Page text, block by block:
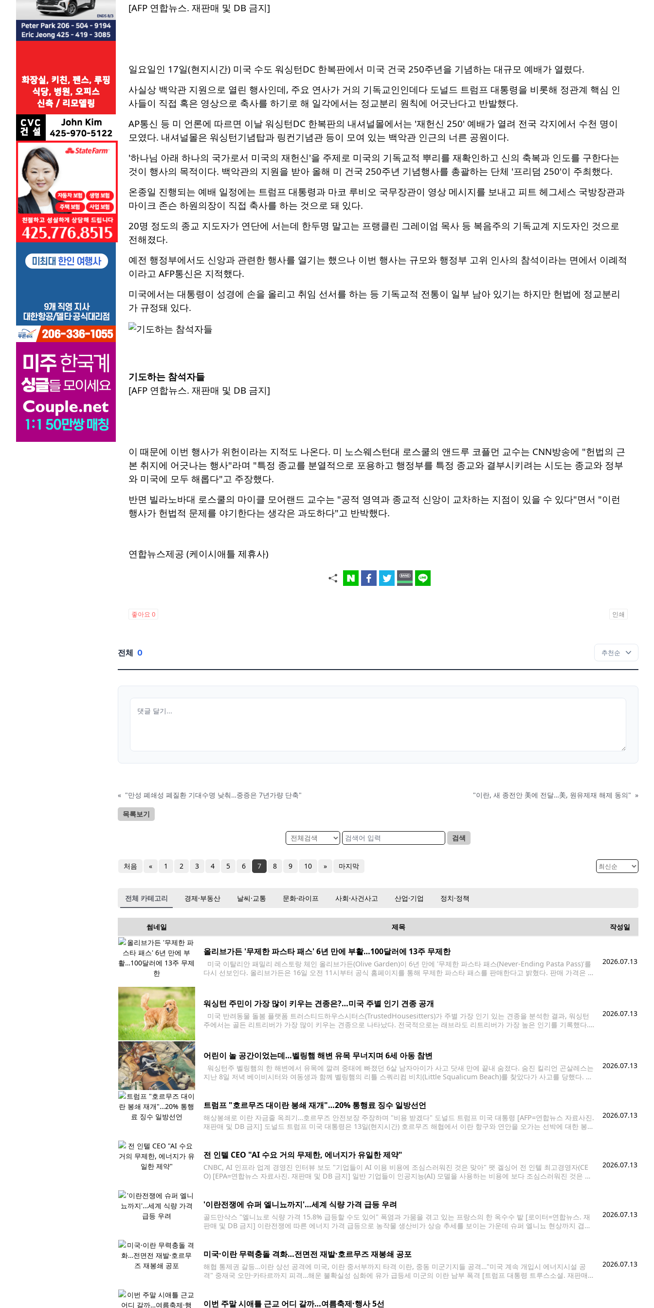
[AFP 연합뉴스. 재판매 및 DB 금지]
일요일인 17일(현지시간) 미국 수도 워싱턴DC 한복판에서 미국 건국 250주년을 기념하는 대규모 예배가 열렸다.
사실상 백악관 지원으로 열린 행사인데, 주요 연사가 거의 기독교인인데다 도널드 트럼프 대통령을 비롯해 정관계 핵심 인
사들이 직접 혹은 영상으로 축사를 하기로 해 일각에서는 정교분리 원칙에 어긋난다고 반발했다.
AP통신 등 미 언론에 따르면 이날 워싱턴DC 한복판의 내셔널몰에서는 '재헌신 250' 예배가 열려 전국 각지에서 수천 명이
모였다. 내셔널몰은 워싱턴기념탑과 링컨기념관 등이 모여 있는 백악관 인근의 너른 공원이다.
'하나님 아래 하나의 국가로서 미국의 재헌신'을 주제로 미국의 기독교적 뿌리를 재확인하고 신의 축복과 인도를 구한다는
것이 행사의 목적이다. 백악관의 지원을 받아 올해 미 건국 250주년 기념행사를 총괄하는 단체 '프리덤 250'이 주최했다.
온종일 진행되는 예배 일정에는 트럼프 대통령과 마코 루비오 국무장관이 영상 메시지를 보내고 피트 헤그세스 국방장관과
마이크 존슨 하원의장이 직접 축사를 하는 것으로 돼 있다.
20명 정도의 종교 지도자가 연단에 서는데 한두명 말고는 프랭클린 그레이엄 목사 등 복음주의 기독교계 지도자인 것으로
전해졌다.
예전 행정부에서도 신앙과 관련한 행사를 열기는 했으나 이번 행사는 규모와 행정부 고위 인사의 참석이라는 면에서 이례적
이라고 AFP통신은 지적했다.
미국에서는 대통령이 성경에 손을 올리고 취임 선서를 하는 등 기독교적 전통이 일부 남아 있기는 하지만 헌법에 정교분리
가 규정돼 있다.
기도하는 참석자들
[AFP 연합뉴스. 재판매 및 DB 금지]
이 때문에 이번 행사가 위헌이라는 지적도 나온다. 미 노스웨스턴대 로스쿨의 앤드루 코플먼 교수는 CNN방송에 "헌법의 근
본 취지에 어긋나는 행사"라며 "특정 종교를 분열적으로 포용하고 행정부를 특정 종교와 결부시키려는 시도는 종교와 정부
와 미국에 모두 해롭다"고 주장했다.
반면 빌라노바대 로스쿨의 마이클 모어랜드 교수는 "공적 영역과 종교적 신앙이 교차하는 지점이 있을 수 있다"면서 "이런
행사가 헌법적 문제를 야기한다는 생각은 과도하다"고 반박했다.
연합뉴스제공 (케이시애틀 제휴사)
좋아요 0 인쇄
전체 0
« "만성 폐쇄성 폐질환 기대수명 낮춰…중증은 7년가량 단축" "이란, 새 종전안 美에 전달…美, 원유제재 해제 동의" »
목록보기
검색
처음 « 1 2 3 4 5 6 7 8 9 10 » 마지막
전체 카테고리 경제·부동산 날씨·교통 문화·라이프 사회·사건사고 산업·기업 정치·정책
썸네일 제목 작성일
올리브가든 '무제한 파스타 패스' 6년 만에 부활…100달러에 13주 무제한
미국 이탈리안 패밀리 레스토랑 체인 올리브가든(Olive Garden)이 6년 만에 '무제한 파스타 패스(Never-Ending Pasta Pass)'를
다시 선보인다. 올리브가든은 16일 오전 11시부터 공식 홈페이지를 통해 무제한 파스타 패스를 판매한다고 밝혔다. 판매 가격은 1
2026.07.13
워싱턴 주민이 가장 많이 키우는 견종은?…미국 주별 인기 견종 공개
미국 반려동물 돌봄 플랫폼 트러스티드하우스시터스(TrustedHousesitters)가 주별 가장 인기 있는 견종을 분석한 결과, 워싱턴
주에서는 골든 리트리버가 가장 많이 키우는 견종으로 나타났다. 전국적으로는 래브라도 리트리버가 가장 높은 인기를 기록했다.
2026.07.13
어린이 놀 공간이었는데…벨링햄 해변 유목 무너지며 6세 아동 참변
워싱턴주 벨링햄의 한 해변에서 유목에 깔려 중태에 빠졌던 6살 남자아이가 사고 닷새 만에 끝내 숨졌다. 숨진 킬리언 곤살레스는
지난 8일 저녁 베이비시터와 여동생과 함께 벨링햄의 리틀 스쿼리컴 비치(Little Squalicum Beach)를 찾았다가 사고를 당했다. 유
2026.07.13
트럼프 "호르무즈 대이란 봉쇄 재개"…20% 통행료 징수 일방선언
해상봉쇄로 이란 자금줄 옥죄기…호르무즈 안전보장 주장하며 "비용 받겠다" 도널드 트럼프 미국 대통령 [AFP=연합뉴스 자료사진.
재판매 및 DB 금지] 도널드 트럼프 미국 대통령은 13일(현지시간) 호르무즈 해협에서 이란 항구와 연안을 오가는 선박에 대한 봉쇄
2026.07.13
전 인텔 CEO "AI 수요 거의 무제한, 에너지가 유일한 제약"
CNBC, AI 인프라 업계 경영진 인터뷰 보도 "기업들이 AI 이용 비용에 조심스러워진 것은 맞아" 팻 겔싱어 전 인텔 최고경영자(CE
O) [EPA=연합뉴스 자료사진. 재판매 및 DB 금지] 일반 기업들이 인공지능(AI) 모델을 사용하는 비용에 보다 조심스러워진 것은 맞
2026.07.13
'이란전쟁에 슈퍼 엘니뇨까지'…세계 식량 가격 급등 우려
골드만삭스 "엘니뇨로 식량 가격 15.8% 급등할 수도 있어" 폭염과 가뭄을 겪고 있는 프랑스의 한 옥수수 밭 [로이터=연합뉴스. 재
판매 및 DB 금지] 이란전쟁에 따른 에너지 가격 급등으로 농작물 생산비가 상승 추세를 보이는 가운데 슈퍼 엘니뇨 현상까지 겹쳐
2026.07.13
미국·이란 무력충돌 격화…전면전 재발·호르무즈 재봉쇄 공포
해협 통제권 갈등…이란 상선 공격에 미국, 이란 중서부까지 타격 이란, 중동 미군기지들 공격…"미국 계속 개입시 에너지시설 공
격" 중재국 오만·카타르까지 피격…해운 불확실성 심화에 유가 급등세 미군의 이란 남부 폭격 [트럼프 대통령 트루스소셜. 재판매
2026.07.13
이번 주말 시애틀 근교 어디 갈까…여름축제·행사 5선